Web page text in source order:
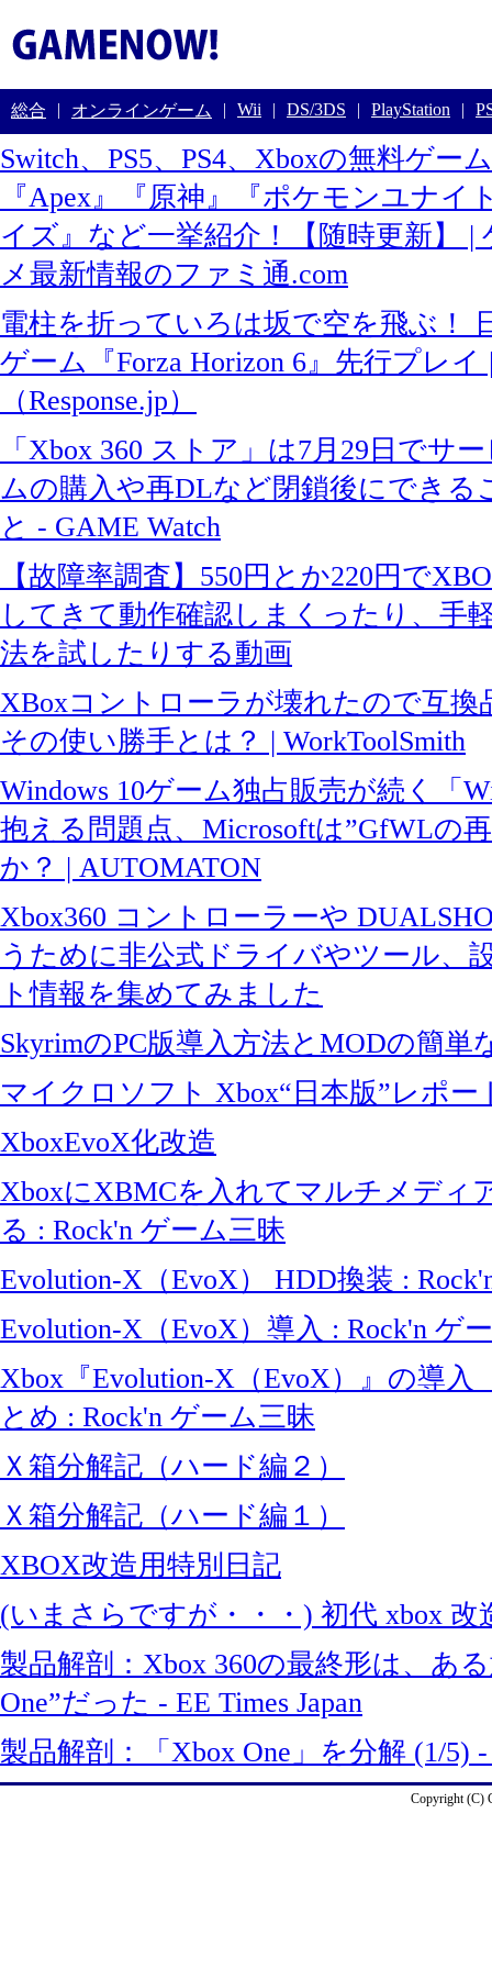
総合 | オンラインゲーム | Wii | DS/3DS | PlayStation |
Switch、PS5、PS4、Xboxの無料ゲー
『‎Apex』『原神』『ポケモンユナイ
イズ』など一挙紹介！【随時更新】 |
メ最新情報のファミ通.com
電柱を折っていろは坂で空を飛ぶ！
ゲーム『Forza Horizon 6』先行プレ
（Response.jp）
「Xbox 360 ストア」は7月29日でサ
ムの購入や再DLなど閉鎖後にできる
と - GAME Watch
【故障率調査】550円とか220円で
してきて動作確認しまくったり、手
法を試したりする動画
XBoxコントローラが壊れたので互換
その使い勝手とは？ | WorkToolSmith
Windows 10ゲーム独占販売が続く「
抱える問題点、Microsoftは”GfWLの
か？ | AUTOMATON
Xbox360 コントローラーや
うために非公式ドライバやツール、
ト情報を集めてみました
SkyrimのPC版導入方法とMODの簡単
マイクロソフト Xbox“日本版”レポー
XboxEvoX化改造
XboxにXBMCを入れてマルチメディ
る : Rock'n ゲーム三昧
Evolution-X（EvoX） HDD換装 :
Evolution-X（EvoX）導入 : Rock'n ゲ
Xbox『Evolution-X（EvoX）』の導入
とめ : Rock'n ゲーム三昧
Ｘ箱分解記（ハード編２）
Ｘ箱分解記（ハード編１）
XBOX改造用特別日記
(いまさらですが・・・) 初代 xbox 改
製品解剖：Xbox 360の最終形は、あ
One”だった - EE Times Japan
製品解剖：「Xbox One」を分解 (1/5) -
Copyright (C)